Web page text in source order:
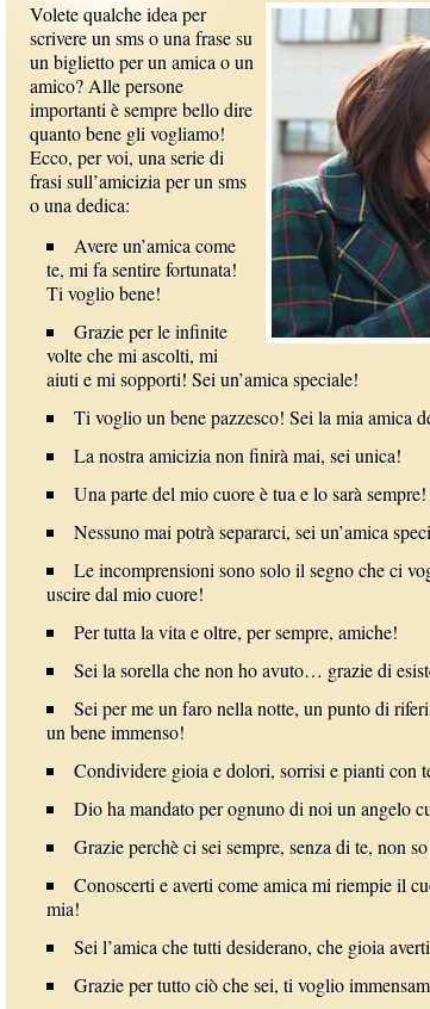
Volete qualche idea per
scrivere un sms o una frase su
un biglietto per un amica o un
amico? Alle persone
importanti è sempre bello dire
quanto bene gli vogliamo!
Ecco, per voi, una serie di
frasi sull’amicizia per un sms
o una dedica:
Avere un’amica come
te, mi fa sentire fortunata!
Ti voglio bene!
Grazie per le infinite
volte che mi ascolti, mi
aiuti e mi sopporti! Sei un’amica speciale!
Ti voglio un bene pazzesco! Sei la mia amica
La nostra amicizia non finirà mai, sei unica!
Una parte del mio cuore è tua e lo sarà
Nessuno mai potrà separarci, sei un’amica
Le incomprensioni sono solo il segno che ci
uscire dal mio cuore!
Per tutta la vita e oltre, per sempre, amiche!
Sei la sorella che non ho avuto… grazie di
Sei per me un faro nella notte, un punto di
un bene immenso!
Condividere gioia e dolori, sorrisi e pianti con
Dio ha mandato per ognuno di noi un angelo
Grazie perchè ci sei sempre, senza di te, non
Conoscerti e averti come amica mi riempie il
mia!
Sei l’amica che tutti desiderano, che gioia
Grazie per tutto ciò che sei, ti voglio